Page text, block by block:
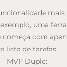
uma
com
lista de tarefas.
MVP Duplo: